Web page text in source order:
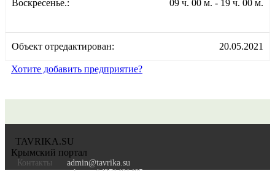
Воскресенье.:
09 ч. 00 м. - 19 ч. 00 м.
Объект отредактирован: 20.05.2021
Хотите добавить предприятие?
TAVRIKA.SU
Крымский портал
Контакты
admin@tavrika.su